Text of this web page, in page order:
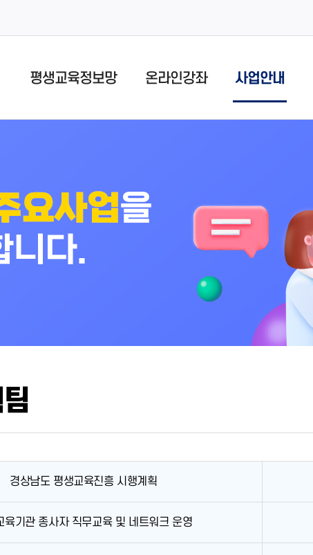
평생교육정보망 온라인강좌 사업안내
경상남도 평생교육진흥 시행계획
육기관 종사자 직무교육 및 네트워크 운영